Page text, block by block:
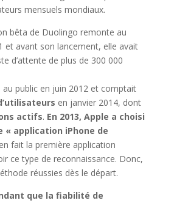
mensuels mondiaux.
bêta de Duolingo remonte au
et avant son lancement, elle avait
d’attente de plus de 300 000
au public en juin 2012 et comptait
en janvier 2014, dont
actifs. En 2013, Apple a choisi
« application iPhone de
fait la première application
ce type de reconnaissance. Donc,
réussies dès le départ.
que la fiabilité de